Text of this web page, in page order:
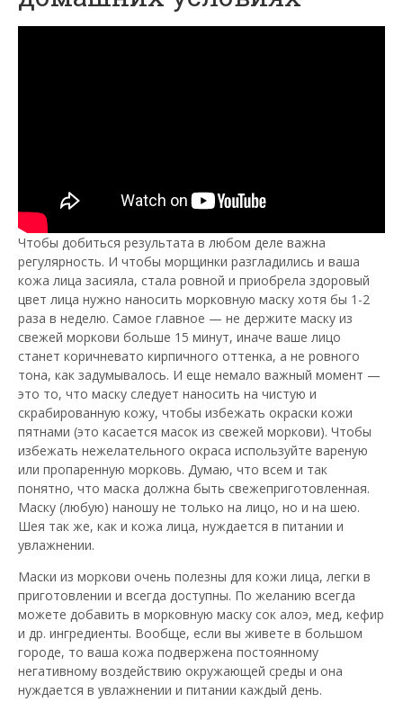
Чтобы добиться результата в любом деле важна
регулярность. И чтобы морщинки разгладились и ваша
кожа лица засияла, стала ровной и приобрела здоровый
цвет лица нужно наносить морковную маску хотя бы 1-2
раза в неделю. Самое главное — не держите маску из
свежей моркови больше 15 минут, иначе ваше лицо
станет коричневато кирпичного оттенка, а не ровного
тона, как задумывалось. И еще немало важный момент —
это то, что маску следует наносить на чистую и
скрабированную кожу, чтобы избежать окраски кожи
пятнами (это касается масок из свежей моркови). Чтобы
избежать нежелательного окраса используйте вареную
или пропаренную морковь. Думаю, что всем и так
понятно, что маска должна быть свежеприготовленная.
Маску (любую) наношу не только на лицо, но и на шею.
Шея так же, как и кожа лица, нуждается в питании и
увлажнении.
Маски из моркови очень полезны для кожи лица, легки в
приготовлении и всегда доступны. По желанию всегда
можете добавить в морковную маску сок алоэ, мед, кефир
и др. ингредиенты. Вообще, если вы живете в большом
городе, то ваша кожа подвержена постоянному
негативному воздействию окружающей среды и она
нуждается в увлажнении и питании каждый день.